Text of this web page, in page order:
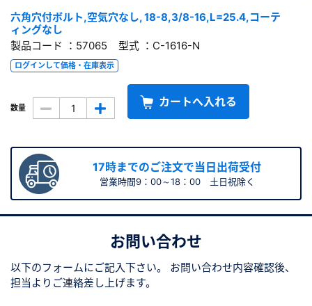
六角穴付ボルト,空気穴なし, 18-8,3/8-16,L=25.4,コーテ
ィングなし
製品コード ：57065 型式 ：C-1616-N
ログインして価格・在庫表示
数量 カートへ入れる
17時までのご注文で当日出荷受付
営業時間9：00～18：00 土日祝除く
お問い合わせ
以下のフォームにご記入下さい。
お問い合わせ内容確認後、
担当よりご連絡差し上げます。